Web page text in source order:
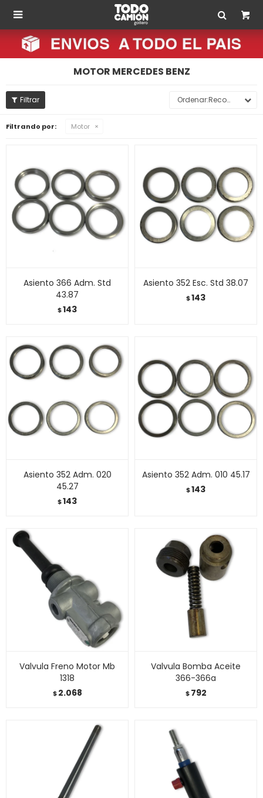

MOTOR MERCEDES BENZ
Recomendados
Filtrando por: Motor
Asiento 366 Adm. Std
43.87
$143
Asiento 352 Esc. Std 38.07
$143
Asiento 352 Adm. 020
45.27
$143
Asiento 352 Adm. 010 45.17
$143
Valvula Freno Motor Mb
1318
$ 2.068
Valvula Bomba Aceite
366-366a
$ 792